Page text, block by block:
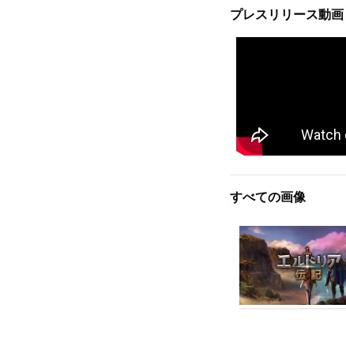
プレスリリース動画
すべての画像